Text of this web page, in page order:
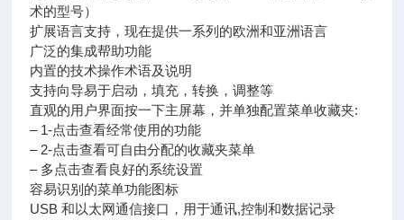
术的型号）
扩展语言支持，现在提供一系列的欧洲和亚洲语言
广泛的集成帮助功能
内置的技术操作术语及说明
支持向导易于启动，填充，转换，调整等
直观的用户界面按一下主屏幕，并单独配置菜单收藏夹:
– 1-点击查看经常使用的功能
– 2-点击查看可自由分配的收藏夹菜单
– 多点击查看良好的系统设置
容易识别的菜单功能图标
USB 和以太网通信接口，用于通讯,控制和数据记录